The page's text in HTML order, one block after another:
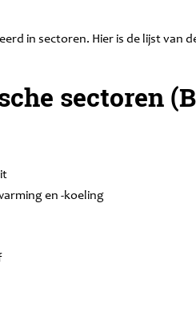
in sectoren. Hier is de lijst van
sectoren
en -koeling